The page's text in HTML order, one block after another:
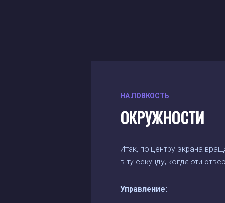
НА ЛОВКОСТЬ
ОКРУЖНОСТИ
Итак, по центру экрана
в ту секунду, когда эти
Управление: